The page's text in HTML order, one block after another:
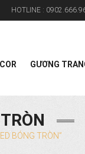
HOTLINE :
GƯƠNG
BÓNG TRÒN”